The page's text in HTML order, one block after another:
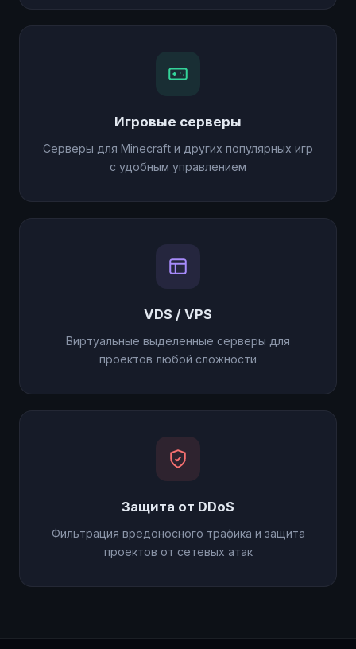
Игровые серверы
Серверы для Minecraft и других популярных игр
с удобным управлением
VDS / VPS
Виртуальные выделенные серверы для
проектов любой сложности
Защита от DDoS
Фильтрация вредоносного трафика и защита
проектов от сетевых атак